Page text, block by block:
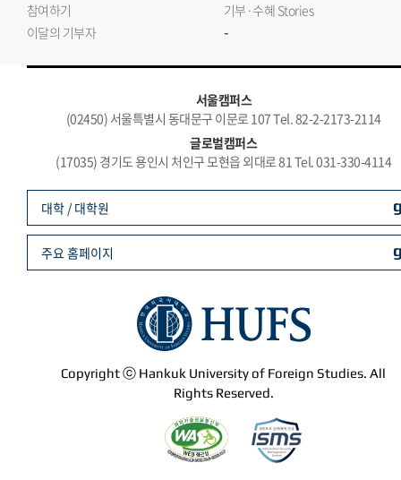
참여하기
기부·수혜 Stories
이달의 기부자
-
서울캠퍼스
(02450) 서울특별시 동대문구 이문로 107 Tel. 82-2-2173-2114
글로벌캠퍼스
(17035) 경기도 용인시 처인구 모현읍 외대로 81 Tel. 031-330-4114
Copyright ⓒ Hankuk University of Foreign Studies. All
Rights Reserved.
대학 / 대학원
주요 홈페이지